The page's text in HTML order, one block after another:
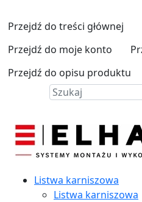
Przejdź do treści głównej
Przejdź do moje konto
Przejdź do opisu produktu
Listwa karniszowa
Listwa karniszowa